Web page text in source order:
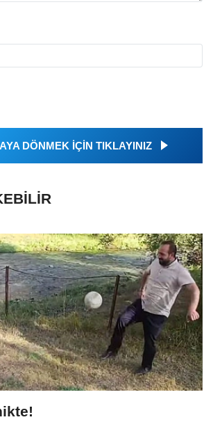
DÖNMEK İÇİN TIKLAYINIZ